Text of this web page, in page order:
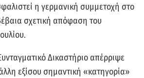
η γερμανική συμμετοχή στο
σχετική απόφαση του
Δικαστήριο απέρριψε
εξίσου σημαντική «κατηγορία»